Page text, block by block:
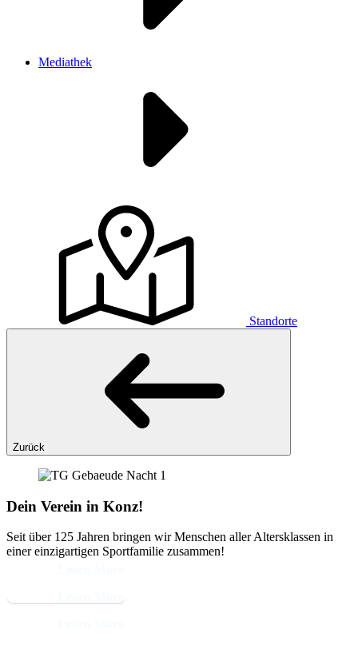
Mediathek
Standorte
Zurück
Dein Verein in Konz!
Seit über 125 Jahren bringen wir Menschen aller Altersklassen in
einer einzigartigen Sportfamilie zusammen!